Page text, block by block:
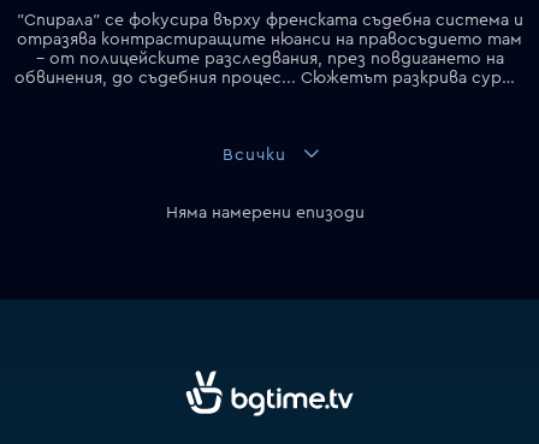
"Спирала" се фокусира върху френската съдебна система и
отразява контрастиращите нюанси на правосъдието там
– от полицейските разследвания, през повдигането на
обвинения, до съдебния процес... Сюжетът разкрива суровата реалност на Париж през погледа на детективи, съдии и адвокати, които ежедневно се сблъскват с престъпления, тероризъм и мрежи за трафик на хора. Те трябва да се борят не само с дълбоко вкоренената корупция във Франция, но и със собствените си демони, които ги изправят пред тежки морални дилеми.
Всички
Няма намерени епизоди